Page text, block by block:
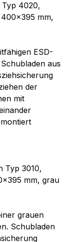
Typ 4020,
mm,
ESD-
aus
der
mit
Typ 3010,
mm, grau
grauen
Schubladen